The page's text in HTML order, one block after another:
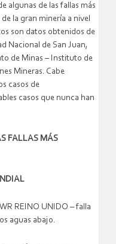
algunas de las fallas más
la gran minería a nivel
son datos obtenidos de
Nacional de San Juan,
de Minas – Instituto de
Mineras. Cabe
casos de
casos que nunca han
FALLAS MÁS
REINO UNIDO – falla
aguas abajo.